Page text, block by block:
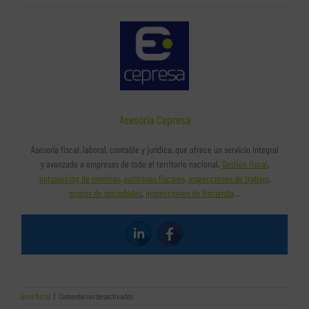
Asesoría Cepresa
Asesoría fiscal, laboral, contable y jurídica, que ofrece un servicio integral
y avanzado a empresas de todo el territorio nacional. Gestión fiscal,
outsourcing de nóminas,auditorías fiscales, inspecciones de trabajo,
grupos de sociedades, inspecciones de Hacienda…
Área fiscal | Comentarios desactivadosen